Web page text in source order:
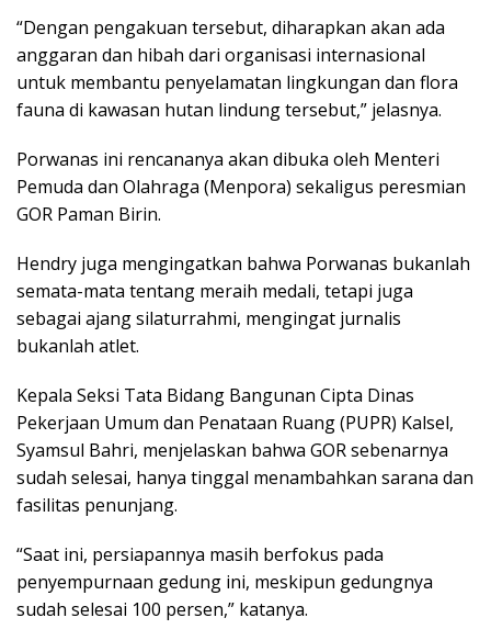
“Dengan pengakuan tersebut, diharapkan akan ada
anggaran dan hibah dari organisasi internasional
untuk membantu penyelamatan lingkungan dan flora
fauna di kawasan hutan lindung tersebut,” jelasnya.
Porwanas ini rencananya akan dibuka oleh Menteri
Pemuda dan Olahraga (Menpora) sekaligus peresmian
GOR Paman Birin.
Hendry juga mengingatkan bahwa Porwanas bukanlah
semata-mata tentang meraih medali, tetapi juga
sebagai ajang silaturrahmi, mengingat jurnalis
bukanlah atlet.
Kepala Seksi Tata Bidang Bangunan Cipta Dinas
Pekerjaan Umum dan Penataan Ruang (PUPR) Kalsel,
Syamsul Bahri, menjelaskan bahwa GOR sebenarnya
sudah selesai, hanya tinggal menambahkan sarana dan
fasilitas penunjang.
“Saat ini, persiapannya masih berfokus pada
penyempurnaan gedung ini, meskipun gedungnya
sudah selesai 100 persen,” katanya.